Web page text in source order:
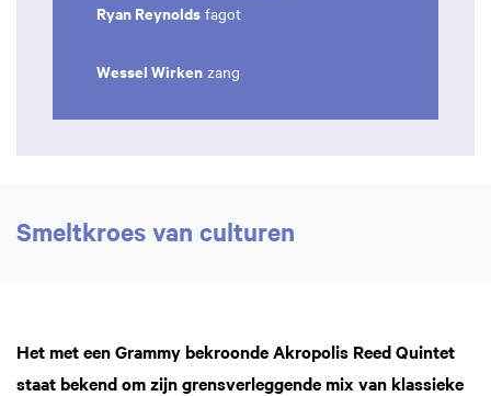
Ryan Reynolds fagot
Wessel Wirken zang
Smeltkroes van culturen
Het met een Grammy bekroonde Akropolis Reed Quintet
staat bekend om zijn grensverleggende mix van klassieke